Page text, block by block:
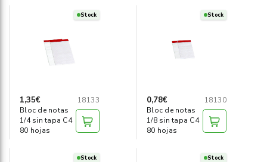
Mobiliario
Seguridad ›
Stock
1,35€
18133
Bloc de notas
1/4 sin tapa C4
80 hojas
Stock
0,78€
18130
Bloc de notas
1/8 sin tapa C4
80 hojas
Stock Stock